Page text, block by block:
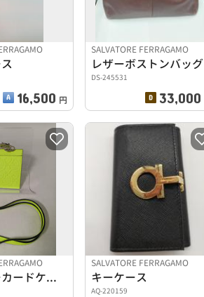
16,500 円
SALVATORE FERRAGAMO
レザーボストンバッグ
DS-245531
33,000
ショルダーカードケース
SALVATORE FERRAGAMO
キーケース
AQ-220159